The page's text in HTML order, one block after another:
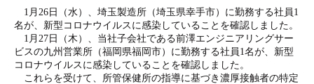
1月26日（水）、埼玉製造所（埼玉県幸手市）に勤務する社員1
名が、新型コロナウイルスに感染していることを確認しました。
1月27日（木）、当社子会社である前澤エ ンジニアリングサー
ビスの九州営業所（福岡県福岡市）に勤務する社員1名が、新型
コロナウイルスに感染していることを確認しました。
これらを受けて、所管保健所の指導に基づき濃厚接触者の特定